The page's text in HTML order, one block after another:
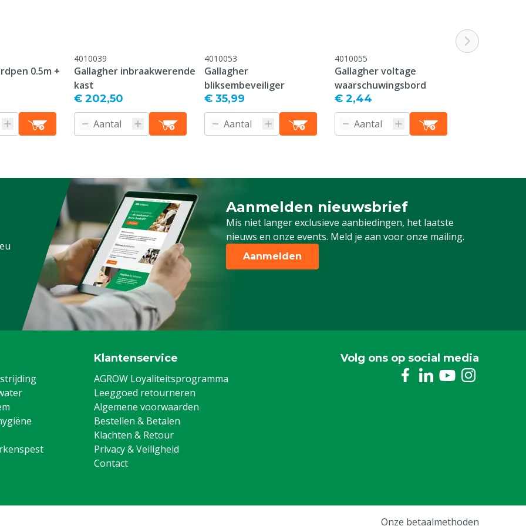
Pluimvee, Schapen,
0.5m +
4010039
Gallagher inbraakwerende
kast
€ 202,50
4010053
Gallagher
bliksembeveiliger
€ 35,99
4010055
Gallagher voltage
waarschuwingsbord
€ 2,44
Aanmelden nieuwsbrief
Mis niet langer exclusieve aanbiedingen, het laatste
nieuws en onze events. Meld je aan voor onze mailing.
Schrijf je in voor onze nieuwsbrief
Aanmelden
Klantenservice
AGROW Loyaliteitsprogramma
Leeggoed retourneren
Algemene voorwaarden
Bestellen & Betalen
Klachten & Retour
Privacy & Veiligheid
Contact
Volg ons op social media
Onze betaalmethoden